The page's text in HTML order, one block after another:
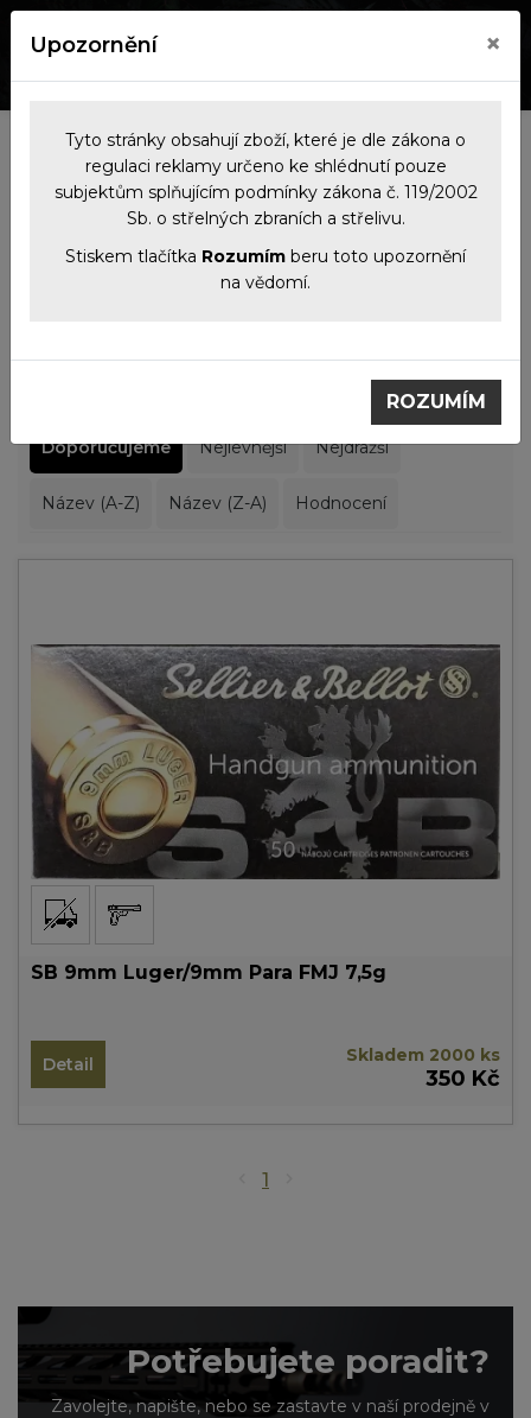
Výrobci
Filtrace produktů
Doporučujeme Nejlevnější Nejdražší
Název (A-Z) Název (Z-A) Hodnocení
SB 9mm Luger/9mm Para FMJ 7,5g
Detail Skladem 2000 ks
350 Kč
1
Potřebujete poradit?
Zavolejte, napište, nebo se zastavte v naší prodejně v
Upozornění ×
Tyto stránky obsahují zboží, které je dle zákona o
regulaci reklamy určeno ke shlédnutí pouze
subjektům splňujícím podmínky zákona č. 119/2002
Sb. o střelných zbraních a střelivu.
Stiskem tlačítka Rozumím beru toto upozornění
na vědomí.
ROZUMÍM